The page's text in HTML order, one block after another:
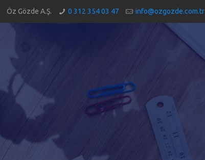
Öz Gözde A.Ş. 0 312 354 03 47 info@ozgozde.com.tr